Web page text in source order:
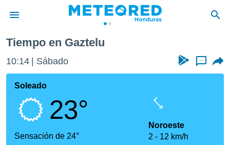
de
ha sido
calidad.
a este
Tiempo en Gaztelu
10:14 Sábado ...
Soleado
23°
Sensación de 24°
Noroeste
2
12 km/h